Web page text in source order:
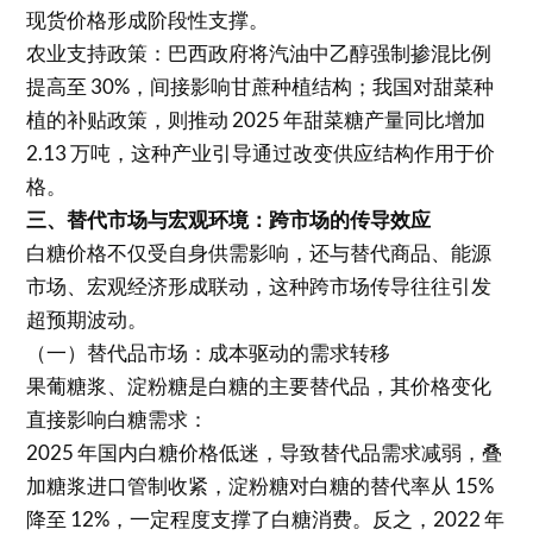
现货价格形成阶段性支撑。
农业支持政策：巴西政府将汽油中乙醇强制掺混比例
提高至 30%，间接影响甘蔗种植结构；我国对甜菜种
植的补贴政策，则推动 2025 年甜菜糖产量同比增加
2.13 万吨，这种产业引导通过改变供应结构作用于价
格。
三、替代市场与宏观环境：跨市场的传导效应
白糖价格不仅受自身供需影响，还与替代商品、能源
市场、宏观经济形成联动，这种跨市场传导往往引发
超预期波动。
（一）替代品市场：成本驱动的需求转移
果葡糖浆、淀粉糖是白糖的主要替代品，其价格变化
直接影响白糖需求：
2025 年国内白糖价格低迷，导致替代品需求减弱，叠
加糖浆进口管制收紧，淀粉糖对白糖的替代率从 15%
降至 12%，一定程度支撑了白糖消费。反之，2022 年